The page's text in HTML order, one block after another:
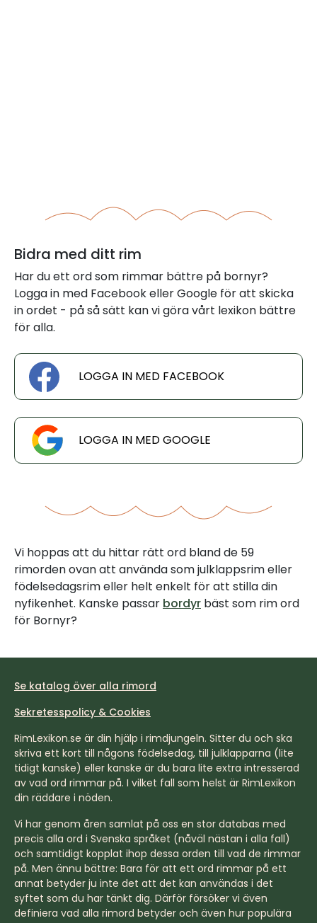
Bidra med ditt rim
Har du ett ord som rimmar bättre på bornyr?
Logga in med Facebook eller Google för att skicka
in ordet - på så sätt kan vi göra vårt lexikon bättre
för alla.
LOGGA IN MED FACEBOOK
LOGGA IN MED GOOGLE
Vi hoppas att du hittar rätt ord bland de 59
rimorden ovan att använda som julklappsrim eller
födelsedagsrim eller helt enkelt för att stilla din
nyfikenhet. Kanske passar bordyr bäst som rim ord
för Bornyr?
Se katalog över alla rimord
Sekretesspolicy & Cookies
RimLexikon.se är din hjälp i rimdjungeln. Sitter du och ska
skriva ett kort till någons födelsedag, till julklapparna (lite
tidigt kanske) eller kanske är du bara lite extra intresserad
av vad ord rimmar på. I vilket fall som helst är RimLexikon
din räddare i nöden.
Vi har genom åren samlat på oss en stor databas med
precis alla ord i Svenska språket (nåväl nästan i alla fall)
och samtidigt kopplat ihop dessa orden till vad de rimmar
på. Men ännu bättre: Bara för att ett ord rimmar på ett
annat betyder ju inte det att det kan användas i det
syftet som du har tänkt dig. Därför försöker vi även
definiera vad alla rimord betyder och även hur populära